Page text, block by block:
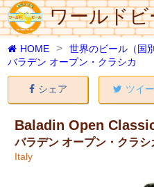
ワールドビ
HOME 世界のビール（国別
バラデン オープン・クラシカ
シェア ツイ
Baladin Open
バラデン オープン・クラシ
Italy